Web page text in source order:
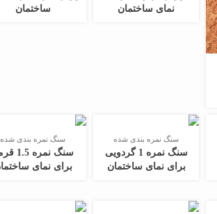
نمای ساختمان
ساختمان
سنگ نمره بندی شده
سنگ نمره 1 گردویی
برای نمای ساختمان
سنگ نمره بندی شده
سنگ نمره
برای نمای